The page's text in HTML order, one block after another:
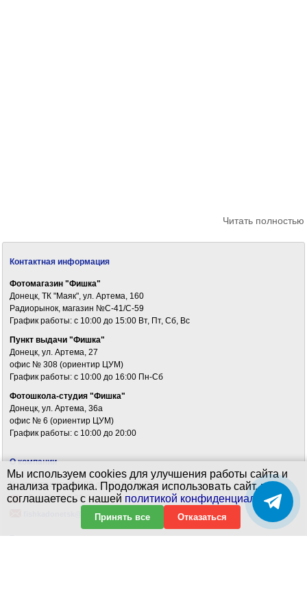
Читать полностью
Контактная информация
Фотомагазин "Фишка"
Донецк, ТК "Маяк", ул. Артема, 160
Радиорынок, магазин №С-41/С-59
График работы: c 10:00 до 15:00 Вт, Пт, Сб, Вс
Пункт выдачи "Фишка"
Донецк, ул. Артема, 27
офис № 308 (ориентир ЦУМ)
График работы: c 10:00 до 16:00 Пн-Сб
Фотошкола-студия "Фишка"
Донецк, ул. Артема, 36а
офис № 6 (ориентир ЦУМ)
График работы: c 10:00 до 20:00
О компании
Консультация с 10:00 до 20:00 Пн-Вс
+7 (949) 312-22-74
fishkadonetsk@yandex.ru
Галерея
Мы используем cookies для улучшения работы сайта и
анализа трафика. Продолжая использовать сайт, вы
соглашаетесь с нашей политикой конфиденциальности .
Принять все Отказаться